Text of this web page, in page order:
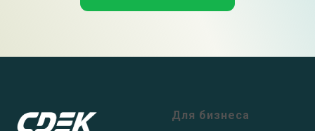
Для бизнеса